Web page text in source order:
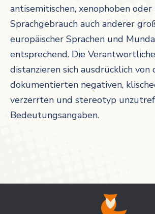
antisemitischen, xenophoben oder
Sprachgebrauch auch anderer
europäischer Sprachen und
entsprechend. Die
distanzieren sich ausdrücklich von
dokumentierten negativen,
verzerrten und stereotyp
Bedeutungsangaben.